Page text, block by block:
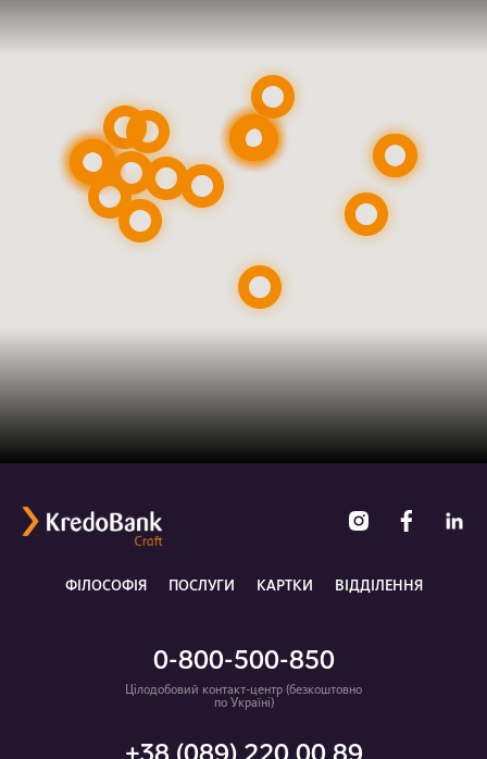
ФІЛОСОФІЯ ПОСЛУГИ КАРТКИ ВІДДІЛЕННЯ
0-800-500-850
Цілодобовий контакт-центр (безкоштовно
по Україні)